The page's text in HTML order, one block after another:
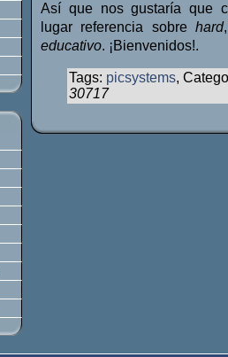
Así que nos gustaría que
lugar referencia sobrehard
educativo. ¡Bienvenidos!.
Tags: picsystems,
30717